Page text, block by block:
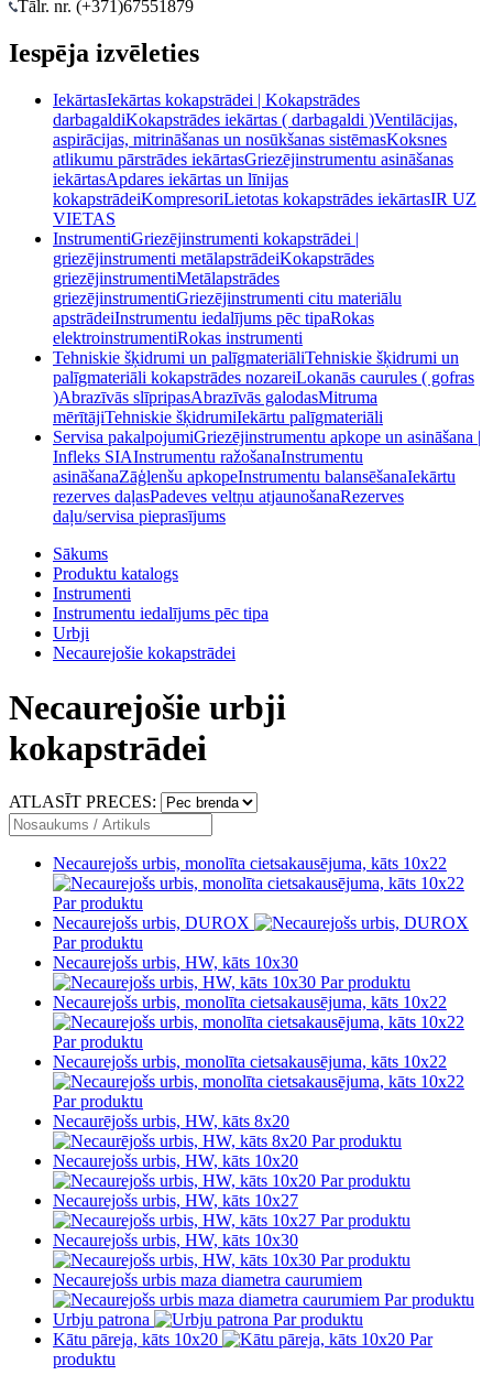
Tālr. nr. (+371)67551879
Iespēja izvēleties
IekārtasIekārtas kokapstrādei | Kokapstrādes
darbagaldiKokapstrādes iekārtas ( darbagaldi )Ventilācijas,
aspirācijas, mitrināšanas un nosūkšanas sistēmasKoksnes
atlikumu pārstrādes iekārtasGriezējinstrumentu asināšanas
iekārtasApdares iekārtas un līnijas
kokapstrādeiKompresoriLietotas kokapstrādes iekārtasIR UZ
VIETAS
InstrumentiGriezējinstrumenti kokapstrādei |
griezējinstrumenti metālapstrādeiKokapstrādes
griezējinstrumentiMetālapstrādes
griezējinstrumentiGriezējinstrumenti citu materiālu
apstrādeiInstrumentu iedalījums pēc tipaRokas
elektroinstrumentiRokas instrumenti
Tehniskie šķidrumi un palīgmateriāliTehniskie šķidrumi un
palīgmateriāli kokapstrādes nozareiLokanās caurules ( gofras
)Abrazīvās slīpripasAbrazīvās galodasMitruma
mērītājiTehniskie šķidrumiIekārtu palīgmateriāli
Servisa pakalpojumiGriezējinstrumentu apkope un asināšana |
Infleks SIAInstrumentu ražošanaInstrumentu
asināšanaZāģlenšu apkopeInstrumentu balansēšanaIekārtu
rezerves daļasPadeves veltņu atjaunošanaRezerves
daļu/servisa pieprasījums
Sākums
Produktu katalogs
Instrumenti
Instrumentu iedalījums pēc tipa
Urbji
Necaurejošie kokapstrādei
Necaurejošie urbji
kokapstrādei
ATLASĪT PRECES:
Necaurejošs urbis, monolīta cietsakausējuma, kāts 10x22
Par produktu
Necaurejošs urbis, DUROX
Par produktu
Necaurejošs urbis, HW, kāts 10x30
Par produktu
Necaurejošs urbis, monolīta cietsakausējuma, kāts 10x22
Par produktu
Necaurejošs urbis, monolīta cietsakausējuma, kāts 10x22
Par produktu
Necaurējošs urbis, HW, kāts 8x20
Par produktu
Necaurejošs urbis, HW, kāts 10x20
Par produktu
Necaurejošs urbis, HW, kāts 10x27
Par produktu
Necaurejošs urbis, HW, kāts 10x30
Par produktu
Necaurejošs urbis maza diametra caurumiem
Par produktu
Urbju patrona
Par produktu
Kātu pāreja, kāts 10x20
Par
produktu